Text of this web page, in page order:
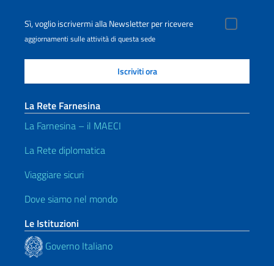
Sì, voglio iscrivermi alla Newsletter per ricevere
aggiornamenti sulle attività di questa sede
La Rete Farnesina
La Farnesina – il MAECI
La Rete diplomatica
Viaggiare sicuri
Dove siamo nel mondo
Le Istituzioni
Governo Italiano